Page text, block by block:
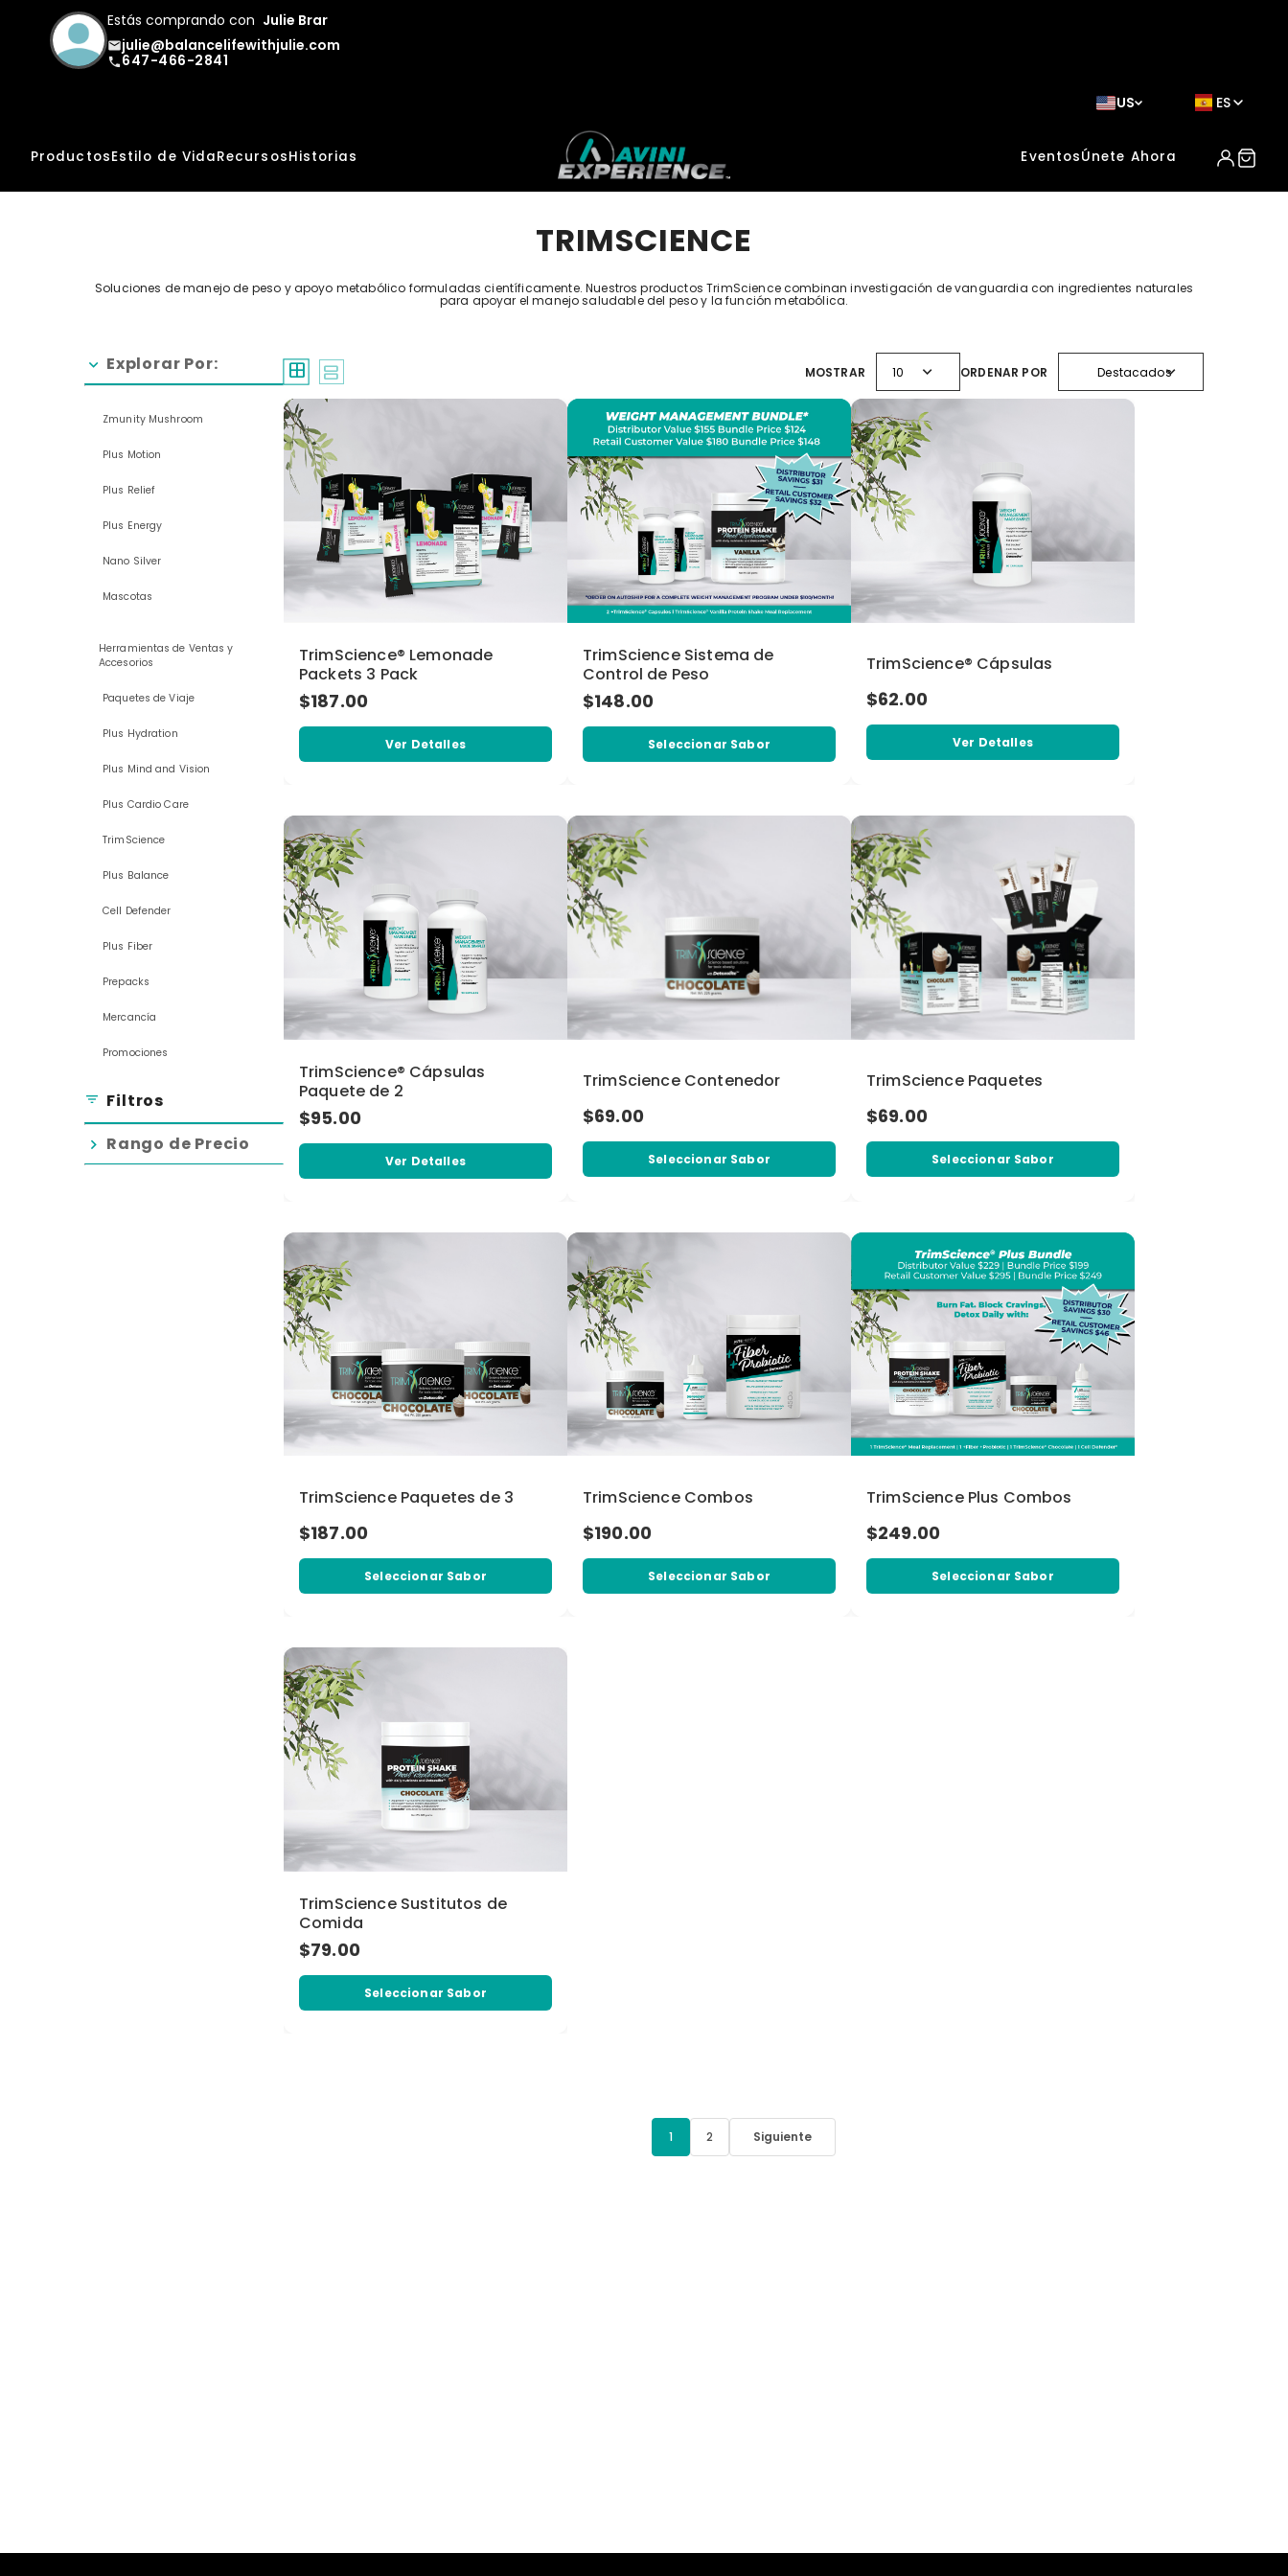
Estás comprando con Julie Brar
emailjulie@balancelifewithjulie.com
phone647-466-2841
US ES
ProductosEstilo de VidaRecursosHistorias EventosÚnete Ahora
TRIMSCIENCE
Soluciones de manejo de peso y apoyo metabólico formuladas científicamente. Nuestros productos TrimScience combinan investigación de vanguardia con ingredientes naturales
para apoyar el manejo saludable del peso y la función metabólica.
chevron_right Explorar Por:
Zmunity Mushroom
Plus Motion
Plus Relief
Plus Energy
Nano Silver
Mascotas
Herramientas de Ventas y
Accesorios
Paquetes de Viaje
Plus Hydration
Plus Mind and Vision
Plus Cardio Care
TrimScience
Plus Balance
Cell Defender
Plus Fiber
Prepacks
Mercancía
Promociones
filter_list Filtros
chevron_right Rango de Precio
window splitscreen MOSTRAR 10 expand_more ORDENAR POR Destacados
expand_more
TrimScience® Lemonade
Packets 3 Pack
$187.00
Ver Detalles
TrimScience Sistema de
Control de Peso
$148.00
Seleccionar Sabor
TrimScience® Cápsulas
$62.00
Ver Detalles
TrimScience® Cápsulas
Paquete de 2
$95.00
Ver Detalles
TrimScience Contenedor
$69.00
Seleccionar Sabor
TrimScience Paquetes
$69.00
Seleccionar Sabor
TrimScience Paquetes de 3
$187.00
Seleccionar Sabor
TrimScience Combos
$190.00
Seleccionar Sabor
TrimScience Plus Combos
$249.00
Seleccionar Sabor
TrimScience Sustitutos de
Comida
$79.00
Seleccionar Sabor
1 2 Siguiente